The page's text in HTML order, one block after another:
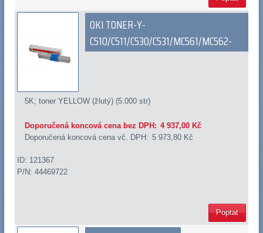
OKI TONER-Y-
C510/C511/C530/C531/MC561/MC562-
5K; toner YELLOW (žlutý) (5.000 str)
Doporučená koncová cena bez DPH: 4 937,00 Kč
Doporučená koncová cena vč. DPH: 5 973,80 Kč
ID: 121367
P/N: 44469722
Poptat